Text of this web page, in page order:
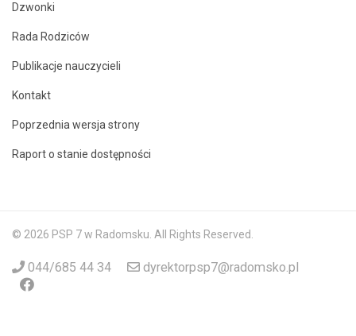
Dzwonki
Rada Rodziców
Publikacje nauczycieli
Kontakt
Poprzednia wersja strony
Raport o stanie dostępności
© 2026 PSP 7 w Radomsku. All Rights Reserved.
044/685 44 34 dyrektorpsp7@radomsko.pl